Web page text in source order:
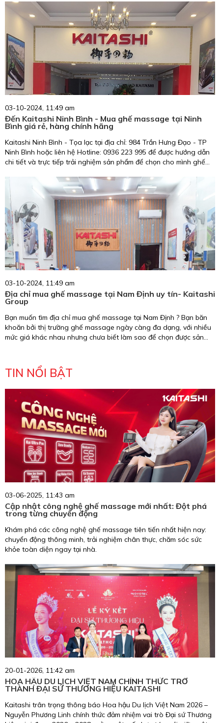
03-10-2024, 11:49 am
Đến Kaitashi Ninh Bình - Mua ghế massage tại Ninh
Bình giá rẻ, hàng chính hãng
Kaitashi Ninh Bình - Tọa lạc tại địa chỉ: 984 Trần Hưng Đạo - TP
Ninh Bình hoặc liên hệ Hotline: 0936 223 995 để được hướng dẫn
chi tiết và trực tiếp trải nghiệm sản phẩm để chọn cho mình ghế
03-10-2024, 11:49 am
Địa chỉ mua ghế massage tại Nam Định uy tín- Kaitashi
Group
Bạn muốn tìm địa chỉ mua ghế massage tại Nam Định ? Bạn băn
khoăn bởi thị trường ghế massage ngày càng đa dạng, với nhiều
mức giá khác nhau nhưng chưa biết làm sao để chọn được sản
TIN NỔI BẬT
03-06-2025, 11:43 am
Cập nhật công nghệ ghế massage mới nhất: Đột phá
trong từng chuyển động
Khám phá các công nghệ ghế massage tiên tiến nhất hiện nay:
chuyển động thông minh, trải nghiệm chân thực, chăm sóc sức
khỏe toàn diện ngay tại nhà.
20-01-2026, 11:42 am
HOA HẬU DU LỊCH VIỆT NAM CHÍNH THỨC TRỞ
THÀNH ĐẠI SỨ THƯƠNG HIỆU KAITASHI
Kaitashi trân trọng thông báo Hoa hậu Du lịch Việt Nam 2026 –
Nguyễn Phương Linh chính thức đảm nhiệm vai trò Đại sứ Thương